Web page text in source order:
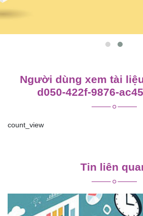
Người dùng xem tài
d050-422f-9876-
count_view
viết
Tin liên